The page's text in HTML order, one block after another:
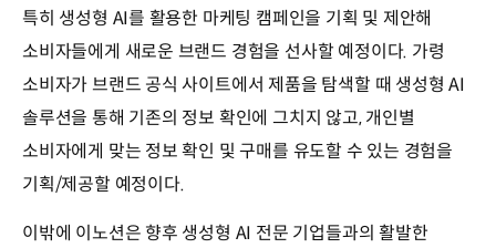
특히 생성형 AI를 활용한 마케팅 캠페인을 기획 및 제안해
소비자들에게 새로운 브랜드 경험을 선사할 예정이다. 가령
소비자가 브랜드 공식 사이트에서 제품을 탐색할 때 생성형 AI
솔루션을 통해 기존의 정보 확인에 그치지 않고, 개인별
소비자에게 맞는 정보 확인 및 구매를 유도할 수 있는 경험을
기획/제공할 예정이다.
이밖에 이노션은 향후 생성형 AI 전문 기업들과의 활발한